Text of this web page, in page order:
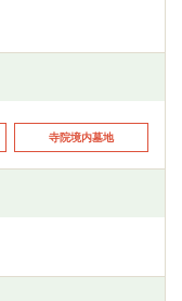
寺院境内墓地